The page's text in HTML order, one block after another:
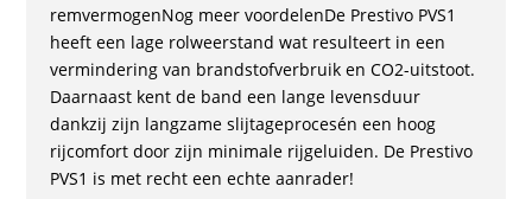
remvermogenNog meer voordelenDe Prestivo PVS1
heeft een lage rolweerstand wat resulteert in een
vermindering van brandstofverbruik en CO2-uitstoot.
Daarnaast kent de band een lange levensduur
dankzij zijn langzame slijtageprocesén een hoog
rijcomfort door zijn minimale rijgeluiden. De Prestivo
PVS1 is met recht een echte aanrader!